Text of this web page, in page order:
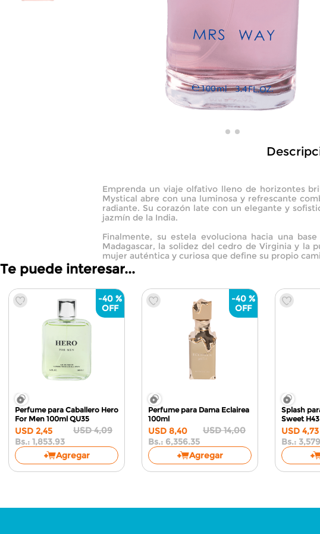
Emprenda un viaje olfativo lleno de horizontes
Mystical abre con una luminosa y refrescante
radiante. Su corazón late con un elegante y
jazmín de la India.
Finalmente, su estela evoluciona hacia una
Madagascar, la solidez del cedro de Virginia y la
mujer auténtica y curiosa que define su propio
Te puede interesar...
-40 %
Perfume para Caballero Hero
For Men 100ml QU35
USD 2,45 USD 4,09
Bs.: 1,853.93
Agregar
-40 %
Perfume para Dama Eclairea
100ml
USD 8,40 USD 14,00
Bs.: 6,356.35
Agregar
Splash
Sweet H43
USD 4,73
Bs.: